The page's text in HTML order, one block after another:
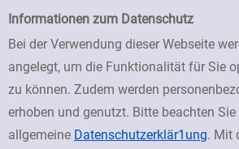
Erweiterte Suche
Informationen zum Datenschutz
Bei der Verwendung dieser Webseite
angelegt, um die Funktionalität für Sie
zu können. Zudem werden
erhoben und genutzt. Bitte beachten
allgemeine Datenschutzerklär1ung. Mit
zur Navigation springen
zum Inhalt springen
Zur erweiterten Suche springen